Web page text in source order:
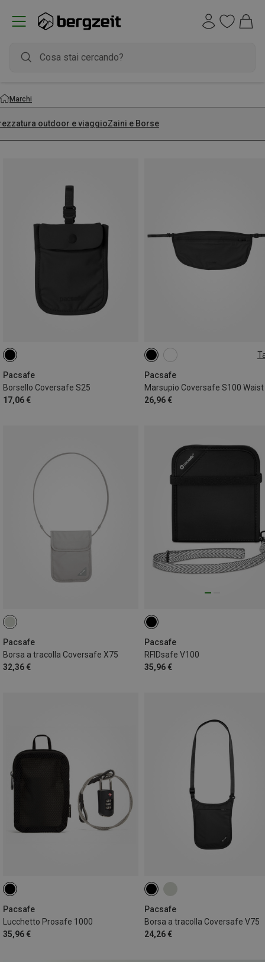
Marchi
outdoor e viaggioZaini e Borse
Pacsafe
Borsello Coversafe S25
17,06 €
Pacsafe
26,96 €
ONE SIZE
Pacsafe
Borsa a tracolla Coversafe X75
32,36 €
Pacsafe
RFIDsafe V100
35,96 €
Pacsafe
Lucchetto Prosafe 1000
35,96 €
Pacsafe
Borsa a tracolla Coversafe V75
24,26 €